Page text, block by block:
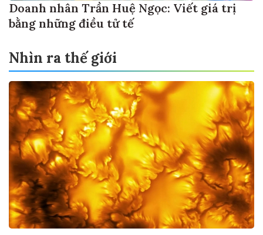
Doanh nhân Trần Huệ Ngọc: Viết giá trị
bằng những điều tử tế
Nhìn ra thế giới